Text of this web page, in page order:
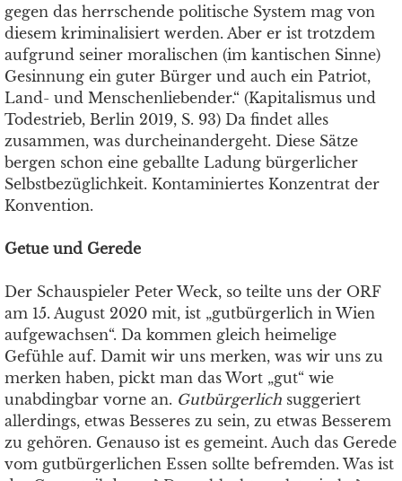
gegen das herrschende politische System mag von
diesem kriminalisiert werden. Aber er ist trotzdem
aufgrund seiner moralischen (im kantischen Sinne)
Gesinnung ein guter Bürger und auch ein Patriot,
Land- und Menschenliebender.“ (Kapitalismus und
Todestrieb, Berlin 2019, S. 93) Da findet alles
zusammen, was durcheinandergeht. Diese Sätze
bergen schon eine geballte Ladung bürgerlicher
Selbstbezüglichkeit. Kontaminiertes Konzentrat der
Konvention.
Getue und Gerede
Der Schauspieler Peter Weck, so teilte uns der ORF
am 15. August 2020 mit, ist „gutbürgerlich in Wien
aufgewachsen“. Da kommen gleich heimelige
Gefühle auf. Damit wir uns merken, was wir uns zu
merken haben, pickt man das Wort „gut“ wie
unabdingbar vorne an. Gutbürgerlich suggeriert
allerdings, etwas Besseres zu sein, zu etwas Besserem
zu gehören. Genauso ist es gemeint. Auch das Gerede
vom gutbürgerlichen Essen sollte befremden. Was ist